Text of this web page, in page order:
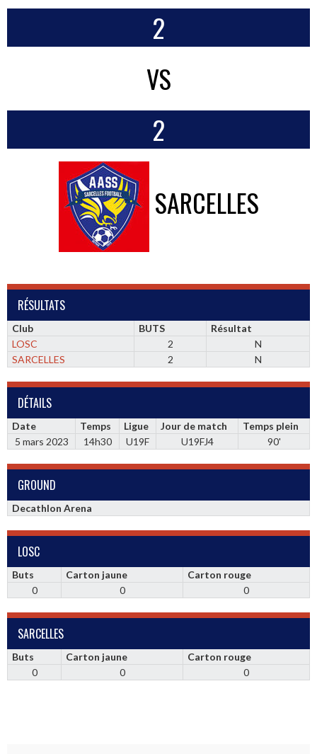
2
VS
2
SARCELLES
RÉSULTATS
Club BUTS
Résultat
LOSC
2
N
SARCELLES
2 N
DÉTAILS
Date Temps Ligue Jour de match
Temps plein
5 mars 2023
14h30 U19F U19FJ4 90'
GROUND
Decathlon Arena
LOSC
Buts Carton jaune
Carton rouge
0
0 0
SARCELLES
Buts Carton jaune
Carton rouge
0
0 0